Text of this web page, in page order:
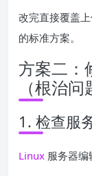
改完直接覆盖
的标准方案。
方案二：
（根治问
1. 检查服
Linux 服务器编